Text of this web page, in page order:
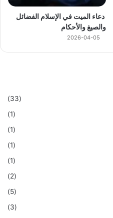
دعاء الميت في الإسلام الفضائل
والصيغ والأحكام
2026-04-05
(33)
(1)
(1)
(1)
(1)
(2)
(5)
(3)